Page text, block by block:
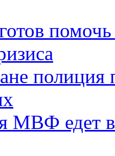
полиция
МВФ едет в